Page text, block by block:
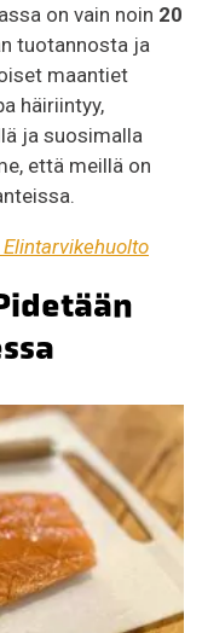
on vain noin 20
tuotannosta ja
maantiet
häiriintyy,
ja suosimalla
että meillä on